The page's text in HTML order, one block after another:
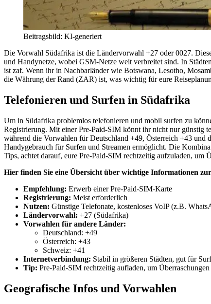
Beitragsbild: KI-generiert
Die Vorwahl Südafrika ist die Ländervorwahl +27 oder 0027.
und Handynetze, wobei GSM-Netze weit verbreitet sind. In
ist zaf. Wenn ihr in Nachbarländer wie Botswana, Lesotho,
die Währung der Rand (ZAR) ist, was wichtig für eure
Telefonieren und Surfen in Südafrika
Um in Südafrika problemlos telefonieren und mobil surfen zu
Registrierung. Mit einer Pre-Paid-SIM könnt ihr nicht nur günstig
während die Vorwahlen für Deutschland +49, Österreich +43 und
Handygebrauch für Surfen und Streamen ermöglicht. Die
Tips, achtet darauf, eure Pre-Paid-SIM rechtzeitig aufzuladen, um
Hier finden Sie eine Übersicht über wichtige Informationen
Empfehlung: Erwerb einer Pre-Paid-SIM-Karte
Registrierung: Meist erforderlich
Nutzen: Günstige Telefonate, kostenloses VoIP (z.B.
Ländervorwahl: +27 (Südafrika)
Vorwahlen für andere Länder:
Deutschland: +49
Österreich: +43
Schweiz: +41
Internetverbindung: Stabil in größeren Städten, gut für
Tip: Pre-Paid-SIM rechtzeitig aufladen, um
Geografische Infos und Vorwahlen